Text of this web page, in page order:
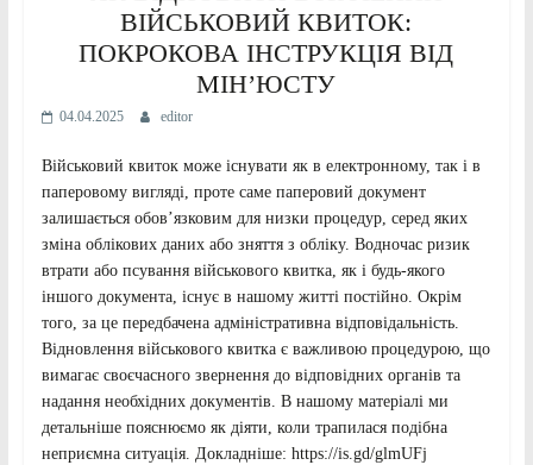
ВІЙСЬКОВИЙ КВИТОК:
ПОКРОКОВА ІНСТРУКЦІЯ ВІД
МІНʼЮСТУ
04.04.2025 editor
Військовий квиток може існувати як в електронному, так і в
паперовому вигляді, проте саме паперовий документ
залишається обов’язковим для низки процедур, серед яких
зміна облікових даних або зняття з обліку. Водночас ризик
втрати або псування військового квитка, як і будь-якого
іншого документа, існує в нашому житті постійно. Окрім
того, за це передбачена адміністративна відповідальність.
Відновлення військового квитка є важливою процедурою, що
вимагає своєчасного звернення до відповідних органів та
надання необхідних документів. В нашому матеріалі ми
детальніше пояснюємо як діяти, коли трапилася подібна
неприємна ситуація. Докладніше: https://is.gd/glmUFj